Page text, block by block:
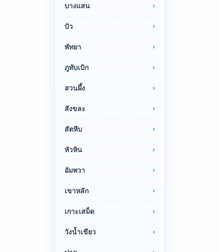
บางแสน
ปัว
พัทยา
ภูทับเบิก
สวนผึ้ง
สังขละ
สัตหีบ
หัวหิน
อัมพวา
เขาหลัก
เกาะเสม็ด
วังน้ำเขียว